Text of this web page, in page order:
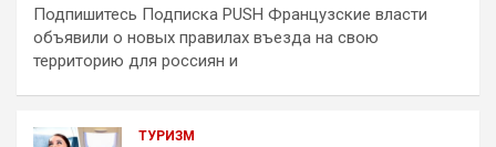
Подпишитесь Подписка PUSH Французские власти
объявили о новых правилах въезда на свою
территорию для россиян и
ТУРИЗМ